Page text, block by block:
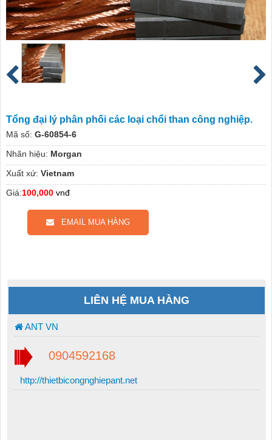
Tổng đại lý phân phối các loại chổi than công nghiệp.
Mã số: G-60854-6
Nhãn hiệu: Morgan
Xuất xứ: Vietnam
Giá:100,000 vnđ
EMAIL MUA HÀNG
LIÊN HỆ MUA HÀNG
ANT VN
0904592168
http://thietbicongnghiepant.net